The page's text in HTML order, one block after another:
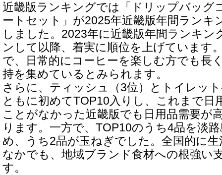
近畿版ランキングでは「ドリップバッグ
ートセット」が2025年近畿版年間ランキ
しました。2023年に近畿版年間ランキン
ンして以降、着実に順位を上げています
で、日常的にコーヒーを楽しむ方でも長
持を集めているとみられます。
さらに、ティッシュ（3位）とトイレッ
ともに初めてTOP10入りし、これまで日
ことがなかった近畿版でも日用品需要が
ります。一方で、TOP10のうち4品を淡
め、うち2品が玉ねぎでした。全国的に
なかでも、地域ブランド食材への根強い
す。